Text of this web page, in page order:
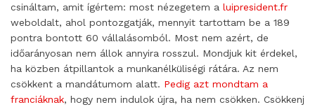
csináltam, amit ígértem: most nézegetem a luipresident.fr
weboldalt, ahol pontozgatják, mennyit tartottam be a 189
pontra bontott 60 vállalásomból. Most nem azért, de
időarányosan nem állok annyira rosszul. Mondjuk kit érdekel,
ha közben átpillantok a munkanélküliségi rátára. Az nem
csökkent a mandátumom alatt. Pedig azt mondtam a
franciáknak, hogy nem indulok újra, ha nem csökken. Csökkenj